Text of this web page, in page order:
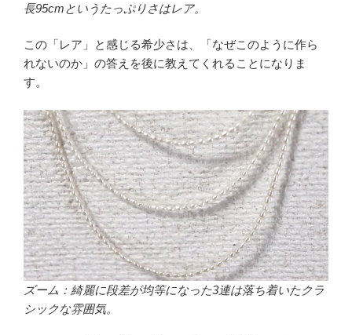
長95cmというたっぷりさはレア。
この「レア」と感じる希少さは、「なぜこのように作ら
れないのか」の答えを後に教えてくれることになりま
す。
ズーム：綺麗に段差が均等になった3連は落ち着いたクラ
シックな雰囲気。